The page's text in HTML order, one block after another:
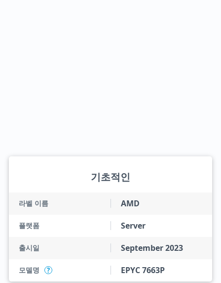
기초적인
라벨 이름 AMD
플랫폼 Server
출시일 September 2023
모델명 ? EPYC 7663P